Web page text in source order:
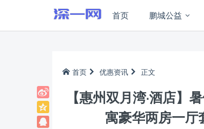
首页 鹏城公益
首页 优惠资讯 正文
【惠州双月湾·酒店
寓豪华两房一